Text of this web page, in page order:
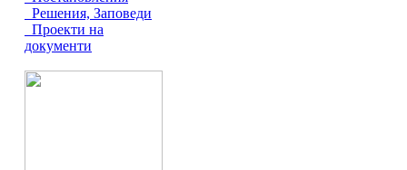
Решения, Заповеди
Проекти на
документи